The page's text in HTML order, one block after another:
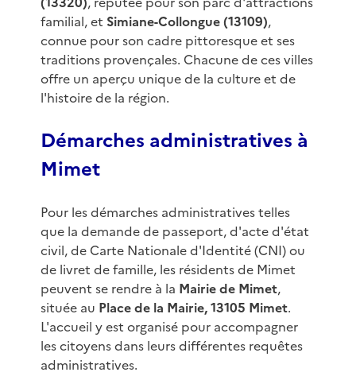
familial, et Simiane-Collongue (13109),
connue pour son cadre pittoresque et ses
traditions provençales. Chacune de ces villes
offre un aperçu unique de la culture et de
l'histoire de la région.
Démarches administratives à
Mimet
Pour les démarches administratives telles
que la demande de passeport, d'acte d'état
civil, de Carte Nationale d'Identité (CNI) ou
de livret de famille, les résidents de Mimet
peuvent se rendre à la Mairie de Mimet,
située au Place de la Mairie, 13105 Mimet.
L'accueil y est organisé pour accompagner
les citoyens dans leurs différentes requêtes
administratives.